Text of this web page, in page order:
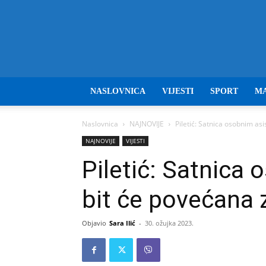
NASLOVNICA VIJESTI SPORT
Naslovnica NAJNOVIJE Piletić: Satnica osobnim
NAJNOVIJE VIJESTI
Piletić: Satnica
bit će povećana
Objavio Sara Ilić - 30. ožujka 2023.